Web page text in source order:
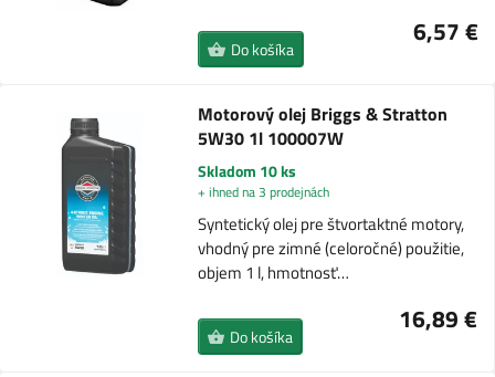
6,57 €
Do košíka
Motorový olej Briggs & Stratton
5W30 1l 100007W
Skladom 10 ks
+ ihned na 3 prodejnách
Syntetický olej pre štvortaktné motory,
vhodný pre zimné (celoročné) použitie,
objem 1 l, hmotnosť…
16,89 €
Do košíka